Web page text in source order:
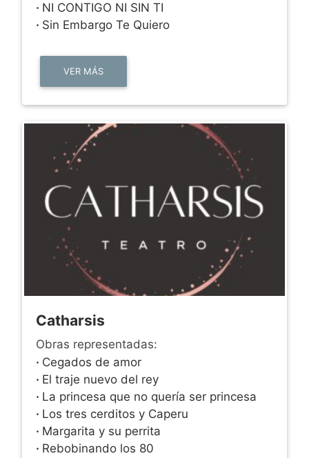
· NI CONTIGO NI SIN TI
· Sin Embargo Te Quiero
VER MÁS
Catharsis
Obras representadas:
· Cegados de amor
· El traje nuevo del rey
· La princesa que no quería ser princesa
· Los tres cerditos y Caperu
· Margarita y su perrita
· Rebobinando los 80